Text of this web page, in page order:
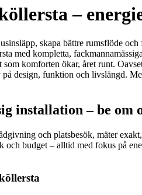
–
skapa bättre rumsflöde
med kompletta,
som komforten ökar, året runt.
design, funktion och livslängd.
installation – be
och platsbesök, mäter
och budget – alltid med fokus på